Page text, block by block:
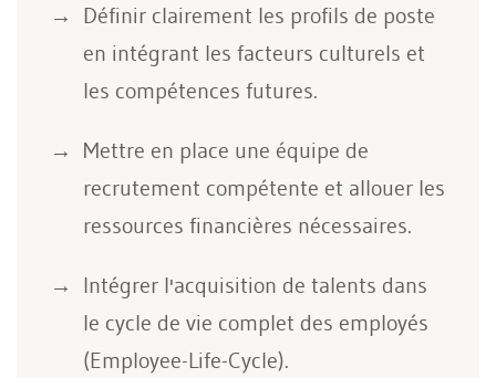
Définir clairement les profils de poste
en intégrant les facteurs culturels et
les compétences futures.
Mettre en place une équipe de
recrutement compétente et allouer les
ressources financières nécessaires.
Intégrer l'acquisition de talents dans
le cycle de vie complet des employés
(Employee-Life-Cycle).